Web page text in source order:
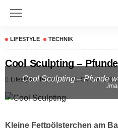
LIFESTYLE TECHNIK
Cool Sculpting –
Lifestyle Technik 31. Oktober 2021
Cool Sculpting – Pfunde
Kleine Fettpölsterchen am